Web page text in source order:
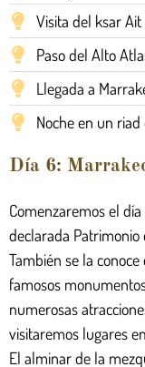
Visita del ksar
Paso del Alto
Llegada a
Noche en un
Día 6:
Comenzaremos el
declarada Patrimonio
También se la
famosos
numerosas
visitaremos lugares
El alminar de la